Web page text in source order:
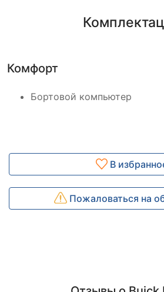
Комфорт
Бортовой компьютер
В
Пожаловаться на